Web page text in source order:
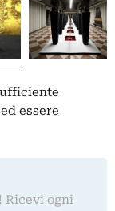
essere
Ricevi ogni